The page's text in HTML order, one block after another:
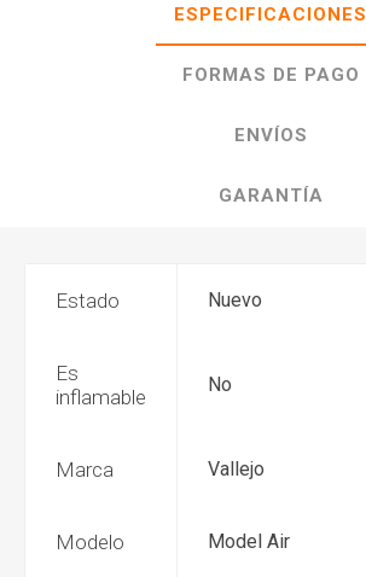
ESPECIFICACIONES
FORMAS DE PAGO
ENVÍOS
GARANTÍA
Estado Nuevo
Es
inflamable
No
Marca Vallejo
Modelo Model Air